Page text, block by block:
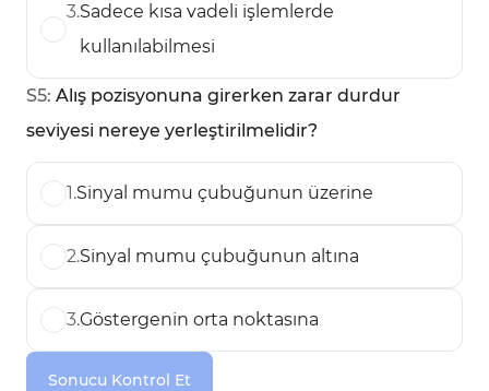
3.Sadece kısa vadeli işlemlerde
kullanılabilmesi
S5: Alış pozisyonuna girerken zarar durdur
seviyesi nereye yerleştirilmelidir?
1.Sinyal mumu çubuğunun üzerine
2.Sinyal mumu çubuğunun altına
3.Göstergenin orta noktasına
Sonucu Kontrol Et